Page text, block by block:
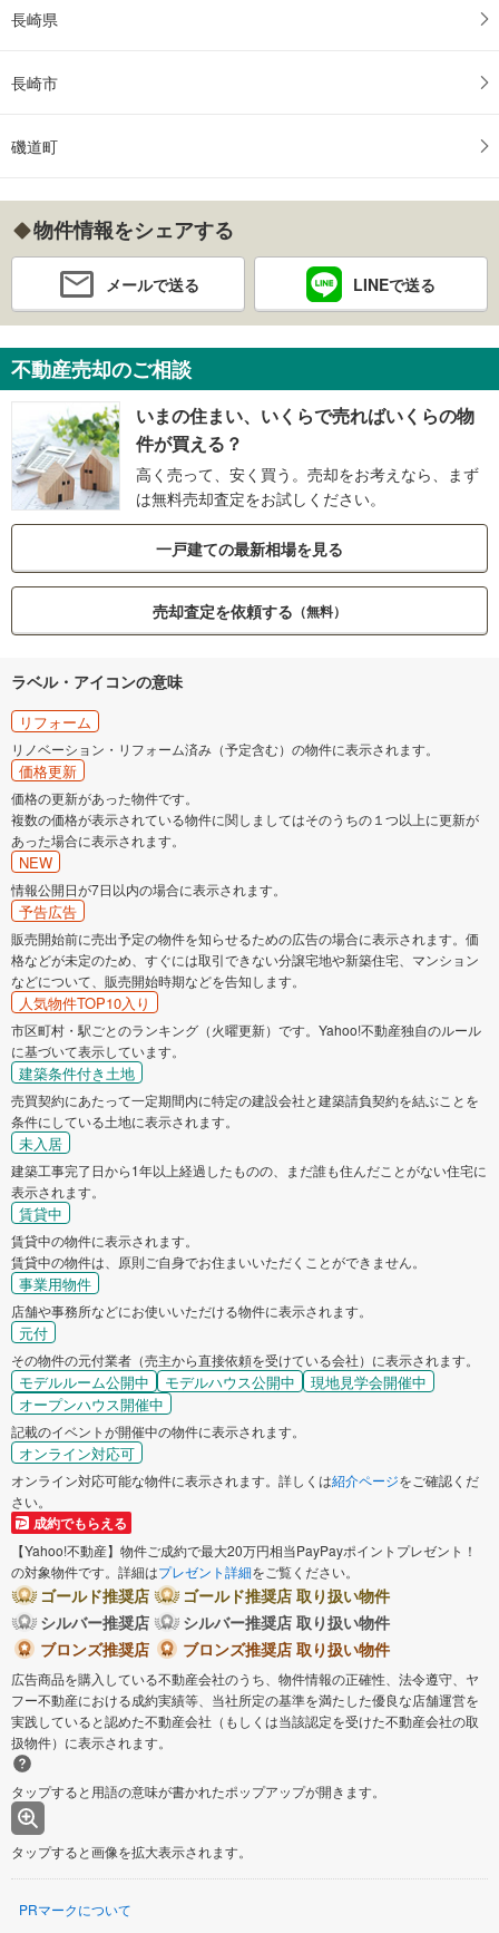
長崎県
長崎市
磯道町
物件情報をシェアする
メールで送る LINEで送る
不動産売却のご相談
いまの住まい、いくらで売ればいくらの物
件が買える？
高く売って、安く買う。売却をお考えなら、まず
は無料売却査定をお試しください。
一戸建ての最新相場を見る
売却査定を依頼する （無料）
ラベル・アイコンの意味
リフォーム
リノベーション・リフォーム済み（予定含む）の物件に表示されます。
価格更新
価格の更新があった物件です。
複数の価格が表示されている物件に関しましてはそのうちの１つ以上に更新が
あった場合に表示されます。
NEW
情報公開日が7日以内の場合に表示されます。
予告広告
販売開始前に売出予定の物件を知らせるための広告の場合に表示されます。価
格などが未定のため、すぐには取引できない分譲宅地や新築住宅、マンション
などについて、販売開始時期などを告知します。
人気物件TOP10入り
市区町村・駅ごとのランキング（火曜更新）です。Yahoo!不動産独自のルール
に基づいて表示しています。
建築条件付き土地
売買契約にあたって一定期間内に特定の建設会社と建築請負契約を結ぶことを
条件にしている土地に表示されます。
未入居
建築工事完了日から1年以上経過したものの、まだ誰も住んだことがない住宅に
表示されます。
賃貸中
賃貸中の物件に表示されます。
賃貸中の物件は、原則ご自身でお住まいいただくことができません。
事業用物件
店舗や事務所などにお使いいただける物件に表示されます。
元付
その物件の元付業者（売主から直接依頼を受けている会社）に表示されます。
モデルルーム公開中 モデルハウス公開中
現地見学会開催中
オープンハウス開催中
記載のイベントが開催中の物件に表示されます。
オンライン対応可
オンライン対応可能な物件に表示されます。詳しくは紹介ページをご確認くだ
さい。
成約でもらえる
【Yahoo!不動産】物件ご成約で最大20万円相当PayPayポイントプレゼント！
の対象物件です。詳細はプレゼント詳細をご覧ください。
ゴールド推奨店
ゴールド推奨店 取り扱い物件
シルバー推奨店
シルバー推奨店 取り扱い物件
ブロンズ推奨店
ブロンズ推奨店 取り扱い物件
広告商品を購入している不動産会社のうち、物件情報の正確性、法令遵守、ヤ
フー不動産における成約実績等、当社所定の基準を満たした優良な店舗運営を
実践していると認めた不動産会社（もしくは当該認定を受けた不動産会社の取
扱物件）に表示されます。
タップすると用語の意味が書かれたポップアップが開きます。
タップすると画像を拡大表示されます。
PRマークについて